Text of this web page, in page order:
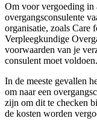
Om voor vergoeding in
overgangsconsulente
organisatie, zoals Care
Verpleegkundige
voorwaarden van je
consulent moet voldoen.
In de meeste gevallen
om naar een
zijn om dit te checken
de kosten worden